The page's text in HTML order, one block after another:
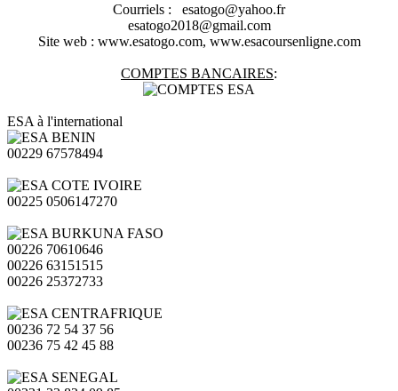
Courriels : esatogo@yahoo.fr
esatogo2018@gmail.com
Site web : www.esatogo.com, www.esacoursenligne.com
COMPTES BANCAIRES:
ESA à l'international
00229 67578494
00225 0506147270
00226 70610646
00226 63151515
00226 25372733
00236 72 54 37 56
00236 75 42 45 88